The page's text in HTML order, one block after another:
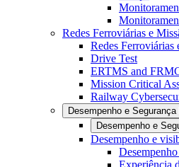
Redes Ferroviárias e
Redes Ferroviárias
Drive Test
ERTMS and
Mission Critical
Railway
Desempenho e
Desempenho e
Desempenho e